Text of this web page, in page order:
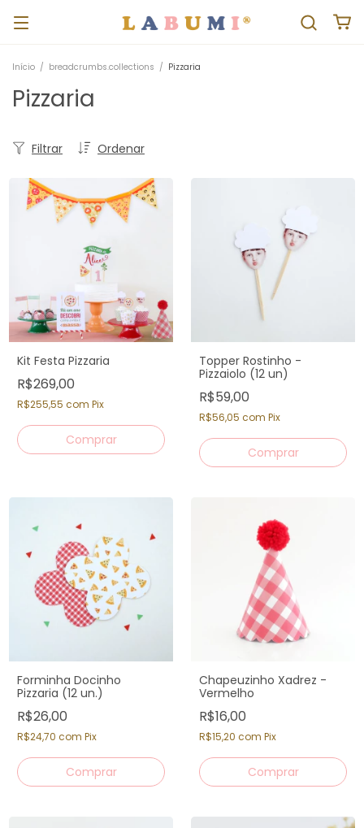
Início / breadcrumbs.collections / Pizzaria
Pizzaria
Ordenar
Filtrar
Kit Festa Pizzaria
R$269,00
R$255,55 com Pix
Topper Rostinho -
Pizzaiolo (12 un)
R$59,00
R$56,05 com Pix
Forminha Docinho
Pizzaria (12 un.)
R$26,00
R$24,70 com Pix
Chapeuzinho Xadrez -
Vermelho
R$16,00
R$15,20 com Pix